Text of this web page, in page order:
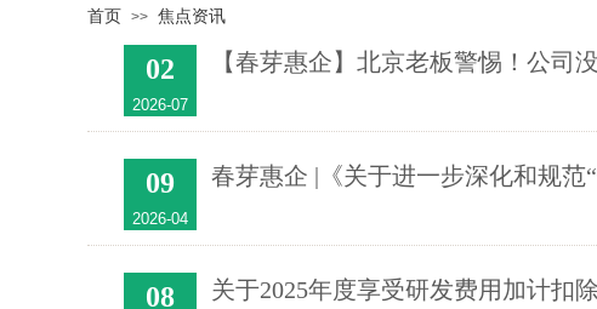
首页 >> 焦点资讯
02
2026-07
【春芽惠企】北京老板警惕！公司
09
2026-04
春芽惠企 |《关于进一步深化和规范
08 关于2025年度享受研发费用加计扣